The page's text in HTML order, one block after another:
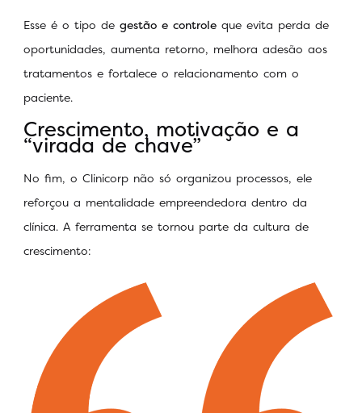
Esse é o tipo de gestão e controle que evita perda de
oportunidades, aumenta retorno, melhora adesão aos
tratamentos e fortalece o relacionamento com o
paciente.
Crescimento, motivação e a
“virada de chave”
No fim, o Clinicorp não só organizou processos, ele
reforçou a mentalidade empreendedora dentro da
clínica. A ferramenta se tornou parte da cultura de
crescimento: